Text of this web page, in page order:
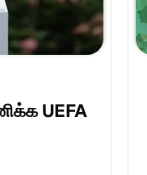
UEFA